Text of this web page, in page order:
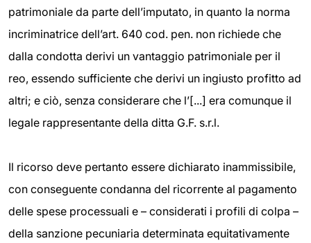
patrimoniale da parte dell’imputato, in quanto la norma
incriminatrice dell’art. 640 cod. pen. non richiede che
dalla condotta derivi un vantaggio patrimoniale per il
reo, essendo sufficiente che derivi un ingiusto profitto ad
altri; e ciò, senza considerare che l’[...] era comunque il
legale rappresentante della ditta G.F. s.r.l.
Il ricorso deve pertanto essere dichiarato inammissibile,
con conseguente condanna del ricorrente al pagamento
delle spese processuali e – considerati i profili di colpa –
della sanzione pecuniaria determinata equitativamente